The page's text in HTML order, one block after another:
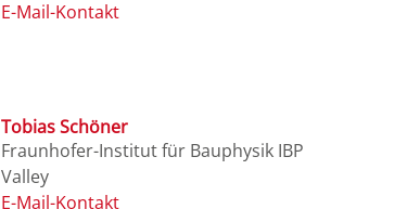
Tobias Schöner
Fraunhofer-Institut für Bauphysik IBP
Valley